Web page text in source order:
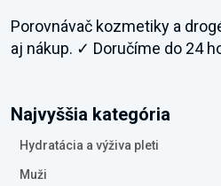
Porovnávač kozmetiky a
aj nákup. ✓ Doručíme do 24
Najvyššia kategória
Hydratácia a výživa pleti
Muži